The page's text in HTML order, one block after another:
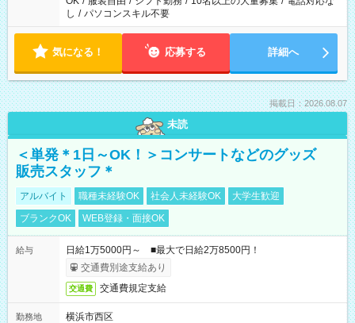
し / パソコンスキル不要
気になる！ 応募する 詳細へ
掲載日：2026.08.07
未読
＜単発＊1日～OK！＞コンサートなどのグッズ
販売スタッフ＊
アルバイト 職種未経験OK 社会人未経験OK
大学生歓迎
ブランクOK
WEB登録・面接OK
給与
日給1万5000円～ ■最大で日給2万8500円！
交通費別途支給あり
交通費 交通費規定支給
勤務地
横浜市西区